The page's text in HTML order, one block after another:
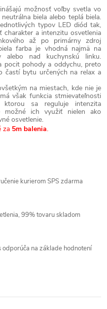
možnosť voľby svetla vo
biela alebo teplá biela.
typov LED diód tak,
charakter a intenzitu osvetlenia
až po primárny zdroj
farba je vhodná najmä na
alebo nad kuchynskú linku.
pocit pohody a oddychu, preto
častí bytu určených na relax a
na miestach, kde nie je
však funkcia stmievateľnosti
ktorou sa reguluje intenzita
ich využiť nielen ako
osvetlenie.
za 5m balenia.
kurierom SPS zdarma
99% tovaru skladom
na základe hodnotení